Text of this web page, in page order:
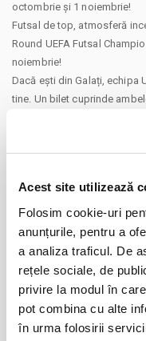
Acest site utilizează
Folosim cookie-uri
anunțurile, pentru a
a analiza traficul. De
rețele sociale, de
privire la modul în
pot combina cu alte
în urma folosirii
octombrie și 1 noiembrie!
Futsal de top, atmosferă
Round UEFA Futsal
noiembrie!
Dacă ești din Galați, echipa
tine. Un bilet cuprinde
Ora 19.00 UNITED GALAȚI
Differdange 03 (Luxemburg)
Vă aducem la cunoștință
exista și costuri adiționale